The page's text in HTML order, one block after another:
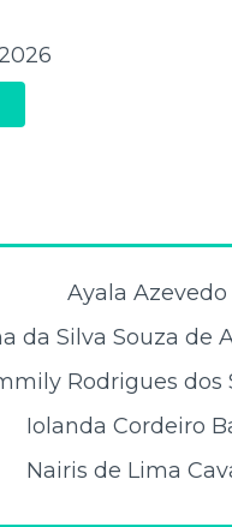
Ayala Azevedo
da Silva Souza de
Rodrigues dos
Iolanda Cordeiro
Nairis de Lima